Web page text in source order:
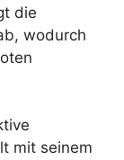
die
wodurch
mit seinem